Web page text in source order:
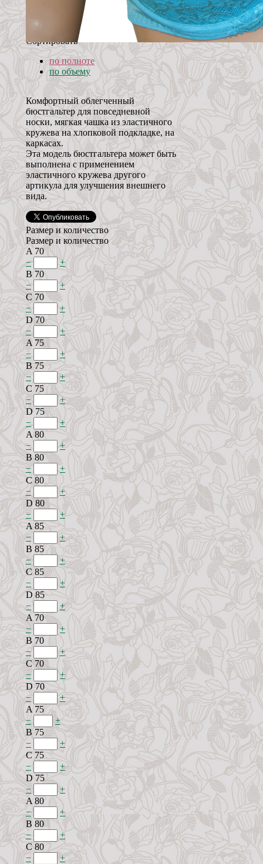
Сортировать
по полноте
по объему
Комфортный облегченный
бюстгальтер для повседневной
носки, мягкая чашка из эластичного
кружева на хлопковой подкладке, на
каркасах.
Эта модель бюстгальтера может быть
выполнена с применением
эластичного кружева другого
артикула для улучшения внешнего
вида.
Размер и количество
Размер и количество
A 70
−
+
B 70
−
+
C 70
−
+
D 70
−
+
A 75
−
+
B 75
−
+
C 75
−
+
D 75
−
+
A 80
−
+
B 80
−
+
C 80
−
+
D 80
−
+
A 85
−
+
B 85
−
+
C 85
−
+
D 85
−
+
A 70
−
+
B 70
−
+
C 70
−
+
D 70
−
+
A 75
−
+
B 75
−
+
C 75
−
+
D 75
−
+
A 80
−
+
B 80
−
+
C 80
−
+